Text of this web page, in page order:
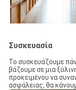
Συσκευασία
Το συσκευάζουμε
βάζουμε σε μια
προκειμένου να
ασφάλειας, θα